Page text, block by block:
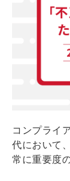
コンプライ
代において
常に重要度